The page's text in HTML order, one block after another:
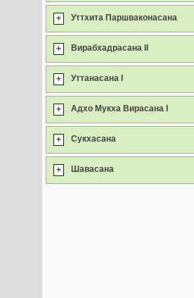
+ Уттхита Паршваконасана
+ Вирабхадрасана II
+ Уттанасана I
+ Адхо Мукха Вирасана I
+ Сукхасана
+ Шавасана